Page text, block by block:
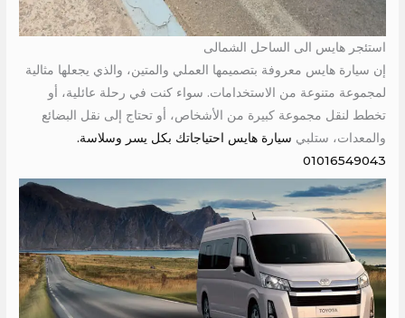
استئجر هايس الى الساحل الشمالى
إن سيارة هايس معروفة بتصميمها العملي والمتين، والذي يجعلها مثالية
لمجموعة متنوعة من الاستخدامات. سواء كنت في رحلة عائلية، أو
تخطط لنقل مجموعة كبيرة من الأشخاص، أو تحتاج إلى نقل البضائع
والمعدات، ستلبي سيارة هايس احتياجاتك بكل يسر وسلاسة.
01016549043